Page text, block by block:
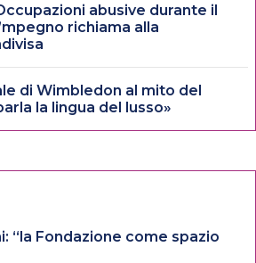
abusive durante il
richiama alla
di Wimbledon al mito del
la lingua del lusso»
“la Fondazione come spazio